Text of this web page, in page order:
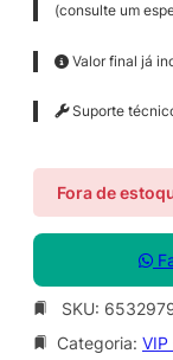
(consulte um
Valor final já
Suporte
Fora de
SKU:
Categoria: VIP